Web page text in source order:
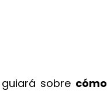
sobre cómo